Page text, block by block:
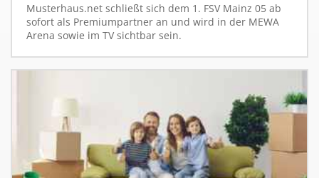
Musterhaus.net schließt sich dem 1. FSV Mainz 05 ab
sofort als Premiumpartner an und wird in der MEWA
Arena sowie im TV sichtbar sein.